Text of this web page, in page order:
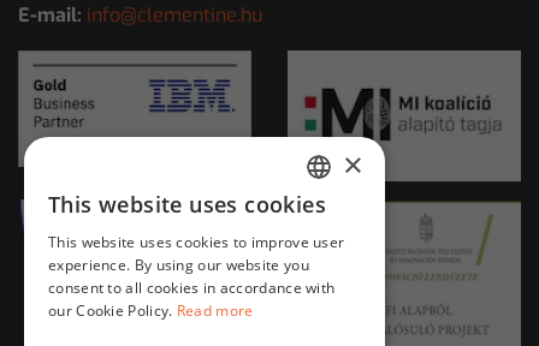
E-mail: info@clementine.hu
HUNGARIAN
ENGLISH
×
This website uses cookies
This website uses cookies to improve user
experience. By using our website you
consent to all cookies in accordance with
our Cookie Policy. Read more